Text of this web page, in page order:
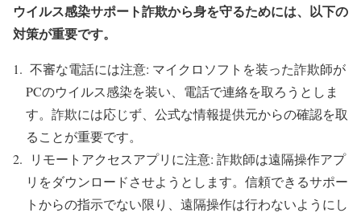
ウイルス感染サポート詐欺から身を守るためには、以下の
対策が重要です。
不審な電話には注意: マイクロソフトを装った詐欺師が
PCのウイルス感染を装い、電話で連絡を取ろうとしま
す。詐欺には応じず、公式な情報提供元からの確認を取
ることが重要です。
リモートアクセスアプリに注意: 詐欺師は遠隔操作アプ
リをダウンロードさせようとします。信頼できるサポー
トからの指示でない限り、遠隔操作は行わないようにし